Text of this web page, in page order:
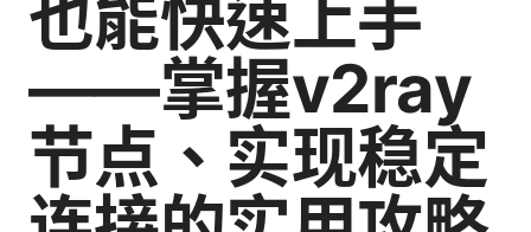
也能快速上手
——掌握v2ray
节点、实现稳定